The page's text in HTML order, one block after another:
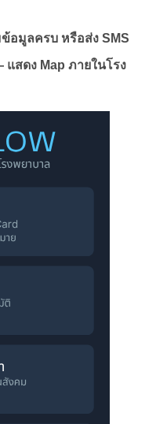
มูลครบ หรือส่ง SMS
สดง Map ภายในโรง